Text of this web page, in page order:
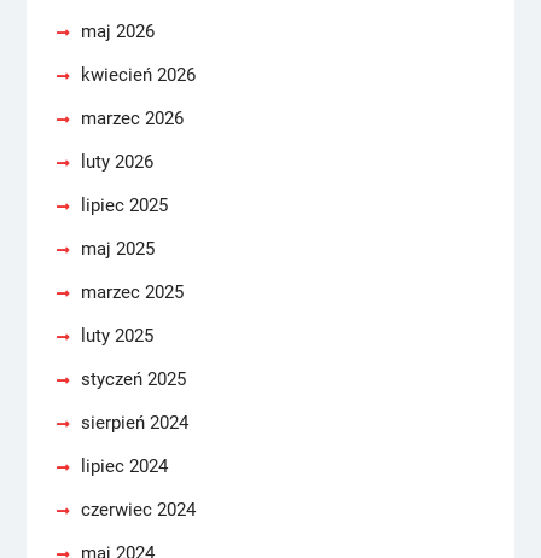
maj 2026
kwiecień 2026
marzec 2026
luty 2026
lipiec 2025
maj 2025
marzec 2025
luty 2025
styczeń 2025
sierpień 2024
lipiec 2024
czerwiec 2024
maj 2024